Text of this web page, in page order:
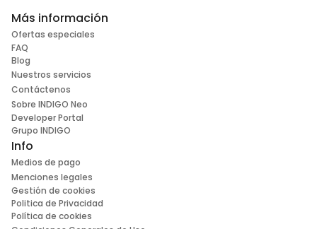
Más información
Ofertas especiales
FAQ
Blog
Nuestros servicios
Contáctenos
Sobre INDIGO Neo
Developer Portal
Grupo INDIGO
Info
Medios de pago
Menciones legales
Gestión de cookies
Politica de Privacidad
Política de cookies